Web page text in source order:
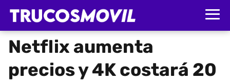
Netflix aumenta
precios y 4K costará 20